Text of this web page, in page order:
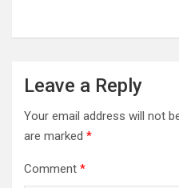
Leave a Reply
Your email address will not
are marked *
Comment *